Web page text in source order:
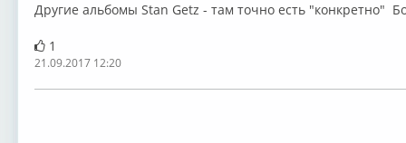
Другие альбомы Stan Getz - там точно есть "конкретно"
1
21.09.2017 12:20